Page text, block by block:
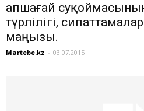
Қапшағай
түрлілігі,
маңызы.
Martebe.kz - 03.07.2015